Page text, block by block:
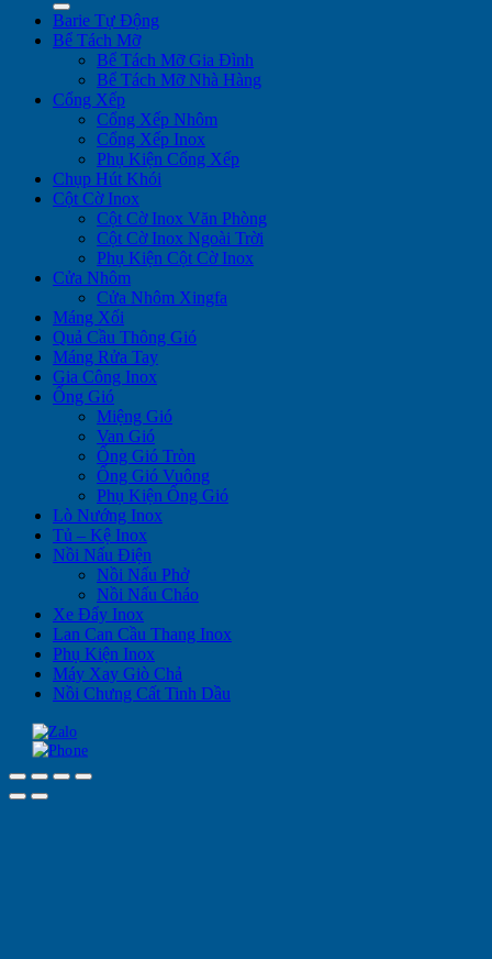
Barie Tự Động
Bể Tách Mỡ
Bể Tách Mỡ Gia Đình
Bể Tách Mỡ Nhà Hàng
Cổng Xếp
Cổng Xếp Nhôm
Cổng Xếp Inox
Phụ Kiện Cổng Xếp
Chụp Hút Khói
Cột Cờ Inox
Cột Cờ Inox Văn Phòng
Cột Cờ Inox Ngoài Trời
Phụ Kiện Cột Cờ Inox
Cửa Nhôm
Cửa Nhôm Xingfa
Máng Xối
Quả Cầu Thông Gió
Máng Rửa Tay
Gia Công Inox
Ống Gió
Miệng Gió
Van Gió
Ống Gió Tròn
Ống Gió Vuông
Phụ Kiện Ống Gió
Lò Nướng Inox
Tủ – Kệ Inox
Nồi Nấu Điện
Nồi Nấu Phở
Nồi Nấu Cháo
Xe Đẩy Inox
Lan Can Cầu Thang Inox
Phụ Kiện Inox
Máy Xay Giò Chả
Nồi Chưng Cất Tinh Dầu